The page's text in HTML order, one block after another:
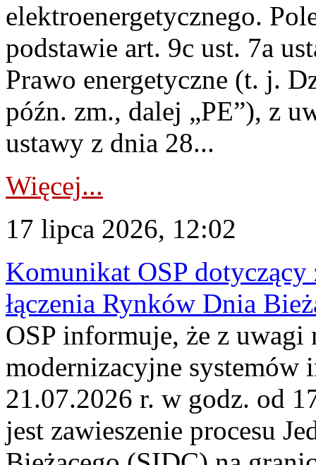
elektroenergetycznego.
podstawie art. 9c ust. 7a
Prawo energetyczne (t. j.
późn. zm., dalej „PE”), z
ustawy z dnia 28...
Więcej...
17 lipca 2026, 12:02
Komunikat OSP dotyczący
łączenia Rynków Dnia
OSP informuje, że z uwagi
modernizacyjne
21.07.2026 r. w godz. od
jest zawieszenie procesu